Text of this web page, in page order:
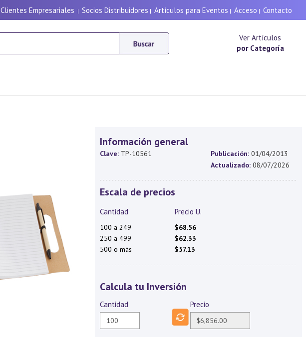
Clientes Empresariales | Socios Distribuidores | Artículos para Eventos | Acceso | Contacto
Ver Artículos
por Categoría
Información general
Clave: TP-10561 Publicación: 01/04/2013
Actualizado: 08/07/2026
Escala de precios
Cantidad Precio U.
100 a 249
$68.56
250 a 499
$62.33
500 o más
$57.13
Calcula tu Inversión
Cantidad Precio